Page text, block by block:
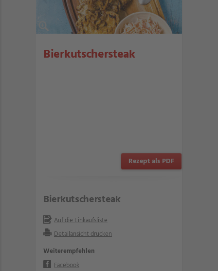
Bierkutschersteak
Rezept als PDF
Bierkutschersteak
Auf die Einkaufsliste
Detailansicht drucken
Weiterempfehlen
Facebook